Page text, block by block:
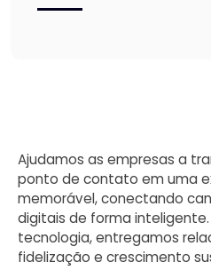
Ajudamos as empresas a
ponto de contato em uma
memorável, conectando
digitais de forma inteligente.
tecnologia, entregamos
fidelização e crescimento